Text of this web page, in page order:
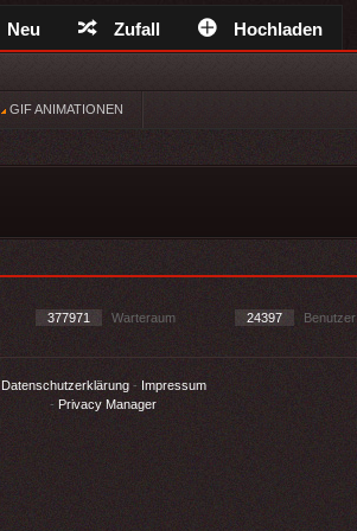
Neu Zufall Hochladen
GIF ANIMATIONEN
377971 Warteraum 24397 Benutzer
Datenschutzerklärung- Impressum
- Privacy Manager